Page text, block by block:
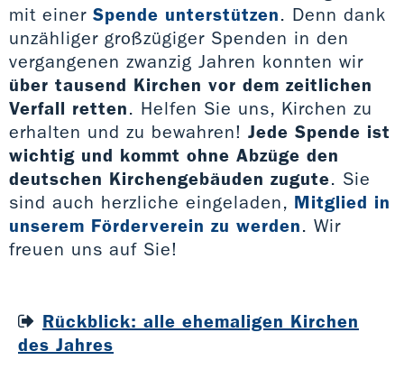
mit einer Spende unterstützen. Denn dank
unzähliger großzügiger Spenden in den
vergangenen zwanzig Jahren konnten wir
über tausend Kirchen vor dem zeitlichen
Verfall retten. Helfen Sie uns, Kirchen zu
erhalten und zu bewahren! Jede Spende ist
wichtig und kommt ohne Abzüge den
deutschen Kirchengebäuden zugute. Sie
sind auch herzliche eingeladen, Mitglied in
unserem Förderverein zu werden. Wir
freuen uns auf Sie!
Rückblick: alle ehemaligen Kirchen
des Jahres